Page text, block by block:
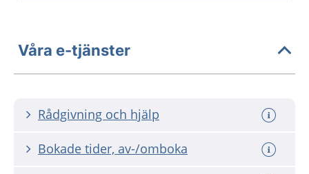
Våra e-tjänster
Rådgivning och hjälp
Bokade tider, av-/omboka